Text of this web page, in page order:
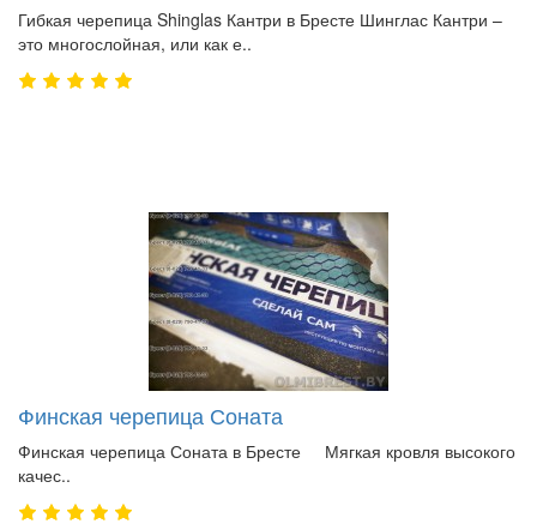
Гибкая черепица Shinglas Кантри в Бресте Шинглас Кантри –
это многослойная, или как е..
Финская черепица Соната
Финская черепица Соната в Бресте Мягкая кровля высокого
качес..